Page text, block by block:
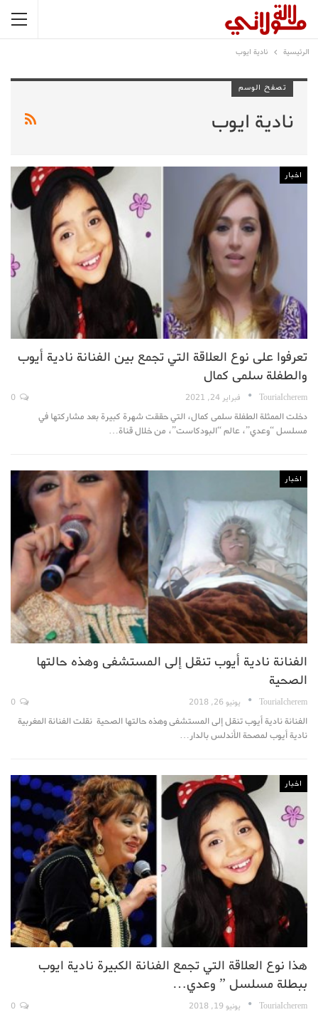
الرئيسية نادية ايوب
تصفح الوسم
نادية ايوب
اخبار
تعرفوا على نوع العلاقة التي تجمع بين الفنانة نادية أيوب
والطفلة سلمى كمال
TouriaIcherem فبراير 24, 2021
دخلت الممثلة الطفلة سلمى كمال، التي حققت شهرة كبيرة بعد مشاركتها في
مسلسل “وعدي”، عالم “البودكاست”، من خلال قناة…
اخبار
الفنانة نادية أيوب تنقل إلى المستشفى وهذه حالتها
الصحية
TouriaIcherem يونيو 26, 2018
الفنانة نادية أيوب تنقل إلى المستشفى وهذه حالتها الصحية نقلت الفنانة المغربية
نادية أيوب لمصحة الأندلس بالدار…
اخبار
هذا نوع العلاقة التي تجمع الفنانة الكبيرة نادية ايوب
ببطلة مسلسل ” وعدي…
TouriaIcherem يونيو 19, 2018